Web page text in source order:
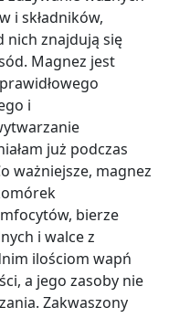
i składników,
nich znajdują się
Magnez jest
i
już podczas
ważniejsze, magnez
bierze
i walce z
ilościom wapń
a jego zasoby nie
Zakwaszony